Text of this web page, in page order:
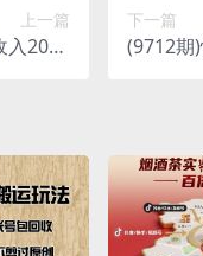
上一篇
2000
下一篇
(9712期